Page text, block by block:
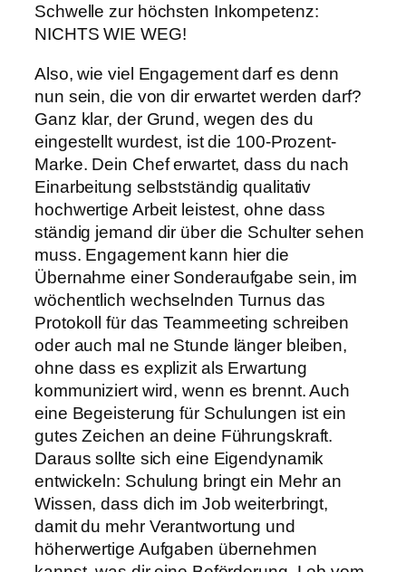
Schwelle zur höchsten Inkompetenz:
NICHTS WIE WEG!
Also, wie viel Engagement darf es denn
nun sein, die von dir erwartet werden darf?
Ganz klar, der Grund, wegen des du
eingestellt wurdest, ist die 100-Prozent-
Marke. Dein Chef erwartet, dass du nach
Einarbeitung selbstständig qualitativ
hochwertige Arbeit leistest, ohne dass
ständig jemand dir über die Schulter sehen
muss. Engagement kann hier die
Übernahme einer Sonderaufgabe sein, im
wöchentlich wechselnden Turnus das
Protokoll für das Teammeeting schreiben
oder auch mal ne Stunde länger bleiben,
ohne dass es explizit als Erwartung
kommuniziert wird, wenn es brennt. Auch
eine Begeisterung für Schulungen ist ein
gutes Zeichen an deine Führungskraft.
Daraus sollte sich eine Eigendynamik
entwickeln: Schulung bringt ein Mehr an
Wissen, dass dich im Job weiterbringt,
damit du mehr Verantwortung und
höherwertige Aufgaben übernehmen